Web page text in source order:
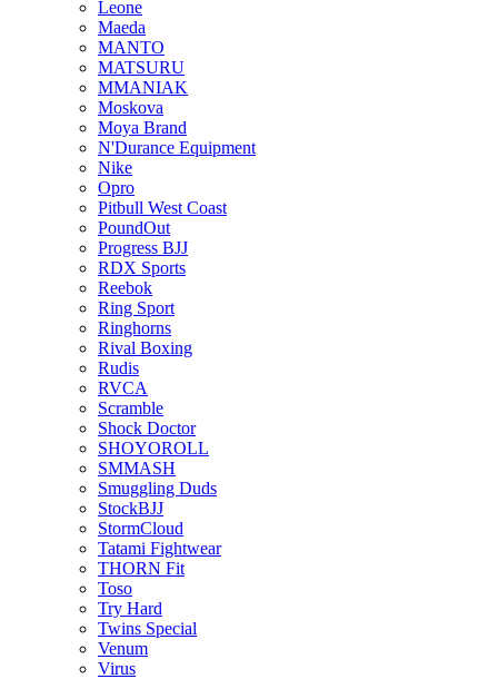
Leone
Maeda
MANTO
MATSURU
MMANIAK
Moskova
Moya Brand
N'Durance Equipment
Nike
Opro
Pitbull West Coast
PoundOut
Progress BJJ
RDX Sports
Reebok
Ring Sport
Ringhorns
Rival Boxing
Rudis
RVCA
Scramble
Shock Doctor
SHOYOROLL
SMMASH
Smuggling Duds
StockBJJ
StormCloud
Tatami Fightwear
THORN Fit
Toso
Try Hard
Twins Special
Venum
Virus